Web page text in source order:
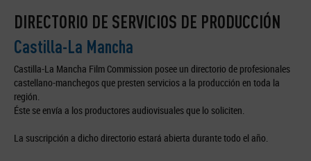
DIRECTORIO DE SERVICIOS DE PRODUCCIÓN
Castilla-La Mancha
Castilla-La Mancha Film Commission posee un directorio de profesionales
castellano-manchegos que presten servicios a la producción en toda la
región.
Éste se envía a los productores audiovisuales que lo soliciten.
La suscripción a dicho directorio estará abierta durante todo el año.